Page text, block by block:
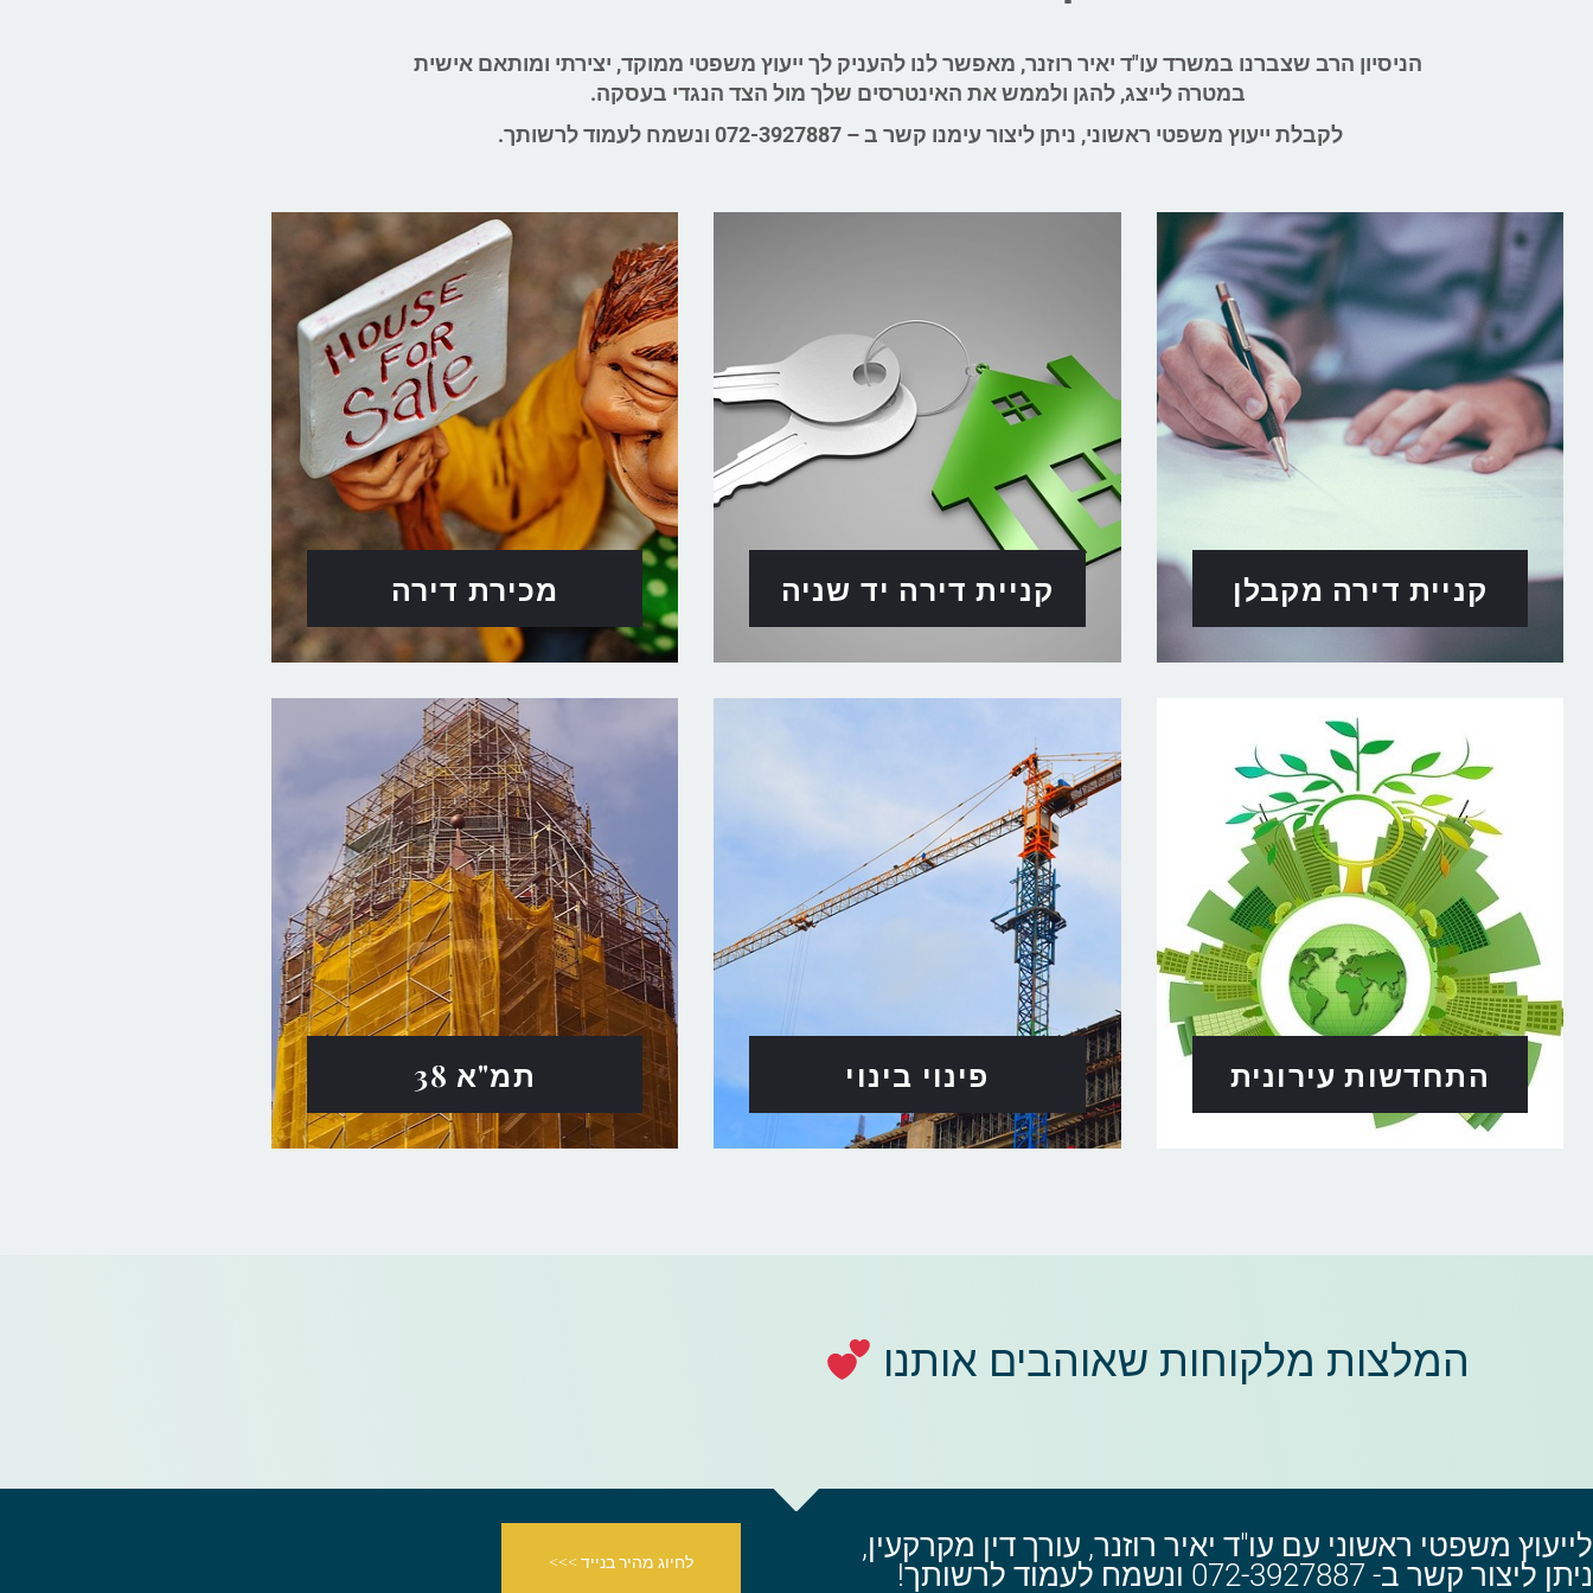
הניסיון הרב שצברנו במשרד עו"ד יאיר רוזנר, מאפשר לנו להעניק לך ייעוץ משפטי ממוקד, יצירתי ומותאם אישית
במטרה לייצג, להגן ולממש את האינטרסים שלך מול הצד הנגדי בעסקה.
לקבלת ייעוץ משפטי ראשוני, ניתן ליצור עימנו קשר ב – 072-3927887 ונשמח לעמוד לרשותך.
קניית דירה מקבלן קניית דירה יד שניה מכירת דירה
התחדשות עירונית פינוי בינוי תמ"א 38
המלצות מלקוחות שאוהבים אותנו
לייעוץ משפטי ראשוני עם עו"ד יאיר רוזנר, עורך דין מקרקעין,
ניתן ליצור קשר ב- 072-3927887 ונשמח לעמוד לרשותך!
לחיוג מהיר בנייד >>>